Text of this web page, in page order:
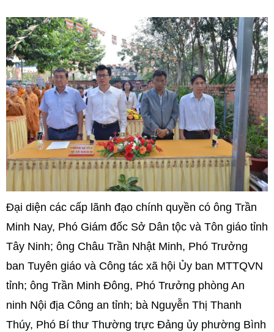
Đại diện các cấp lãnh đạo chính quyền có ông Trần
Minh Nay, Phó Giám đốc Sở Dân tộc và Tôn giáo tỉnh
Tây Ninh; ông Châu Trần Nhật Minh, Phó Trưởng
ban Tuyên giáo và Công tác xã hội Ủy ban MTTQVN
tỉnh; ông Trần Minh Đông, Phó Trưởng phòng An
ninh Nội địa Công an tỉnh; bà Nguyễn Thị Thanh
Thúy, Phó Bí thư Thường trực Đảng ủy phường Bình